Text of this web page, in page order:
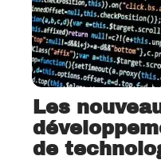
Les
de